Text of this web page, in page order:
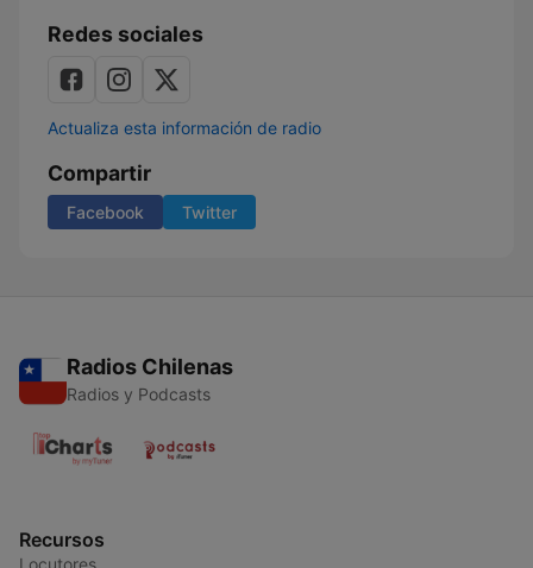
Redes sociales
Actualiza esta información de radio
Compartir
Facebook Twitter
Radios Chilenas
Radios y Podcasts
Recursos
Locutores